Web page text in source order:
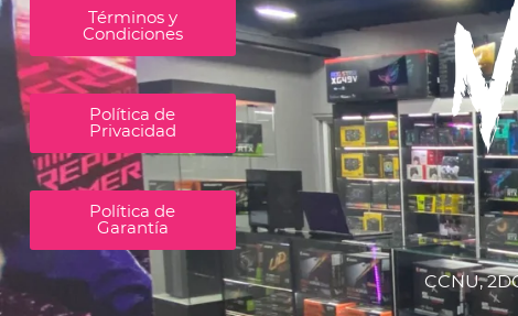
Términos y
Condiciones
Política de
Privacidad
Política de
Garantía
CCNU,